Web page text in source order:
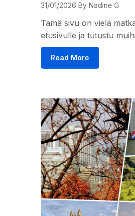
31/01/2026 By Nadine G
Tämä sivu on vielä
etusivulle ja tutustu
Read More